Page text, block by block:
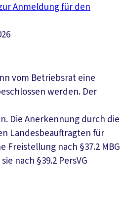
Anmeldung für den
vom Betriebsrat eine
werden. Der
Die Anerkennung durch die
Landesbeauftragten für
Freistellung nach §37.2 MBG
nach §39.2 PersVG